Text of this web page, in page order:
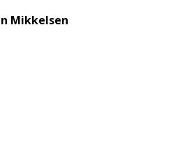
Mikkelsen